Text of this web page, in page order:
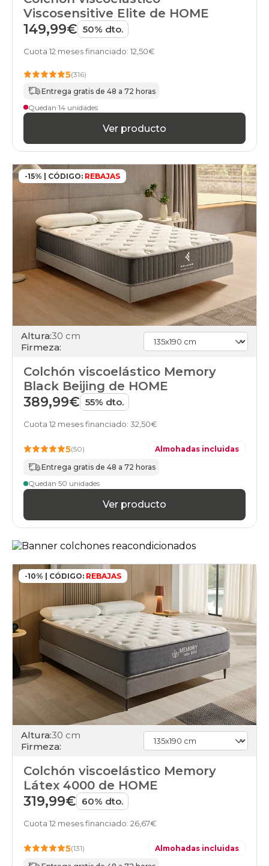
colchones
135x190cm
colchones
colchones
135x220cm-
140x180cmespecial
colchones
140x190cmespecial
colchones
140x200cmespecial
colchones
140x210cm-
especial
colchones
140x220cm-
especial
colchones
150x180cm
colchones
150x190cm
colchones
150x200cm
colchones
150x210cm-
especial
150x220cm-
especial
colchones
colchones
colchones
160x190cm-
colchones
160x200cm-
doble
colchones
colchones
especial
colchones
160x220cm-
especial
colchones
180x180cm-
doble
colchones
180x180cm
colchones
180x190cm-
colchones
180x190cm
colchones
doble
colchones
especial
180x220cm-
especial
Viscosensitive Elite de HOME
149,99€ 50% dto.
Cuota 12 meses financiado: 12,50€
5(316)
Entrega gratis de 48 a 72 horas
Quedan 14 unidades
Ver producto
-15% | CÓDIGO: REBAJAS
Altura:30 cm
Firmeza:
Colchón viscoelástico Memory
Black Beijing de HOME
389,99€ 55% dto.
Cuota 12 meses financiado: 32,50€
5(50) Almohadas incluidas
Entrega gratis de 48 a 72 horas
Quedan 50 unidades
Ver producto
-10% | CÓDIGO: REBAJAS
Altura:30 cm
Firmeza:
Colchón viscoelástico Memory
Látex 4000 de HOME
319,99€ 60% dto.
Cuota 12 meses financiado: 26,67€
5(131) Almohadas incluidas